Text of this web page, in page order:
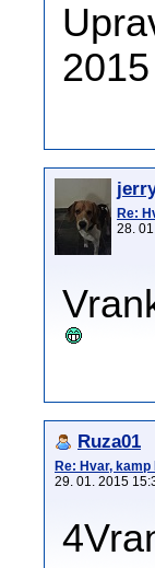
Re:
28.
Ruza01
Re: Hvar,
29. 01. 2015